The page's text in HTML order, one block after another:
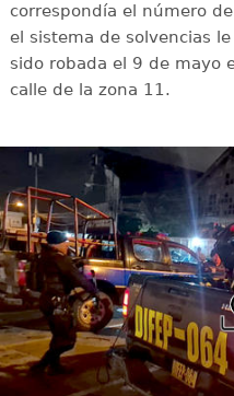
correspondía el número
el sistema de solvencias
sido robada el 9 de mayo
calle de la zona 11.